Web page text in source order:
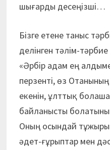
шығарды десеңізші…
Бізге етене таныс
делінген тәлім-
«Әрбір адам ең
перзенті, өз
екенін, ұлттық
байланысты
Оның осындай
әдет-ғұрыптар мен